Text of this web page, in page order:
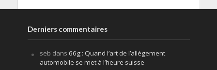
Derniers commentaires
seb dans 66g : Quand l’art de l’allègement
automobile se met à l’heure suisse